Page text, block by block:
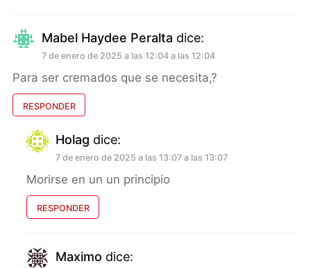
Mabel Haydee Peralta dice:
7 de enero de 2025 a las 12:04 a las 12:04
Para ser cremados que se necesita,?
RESPONDER
Holag dice:
7 de enero de 2025 a las 13:07 a las 13:07
Morirse en un un principio
RESPONDER
Maximo dice: